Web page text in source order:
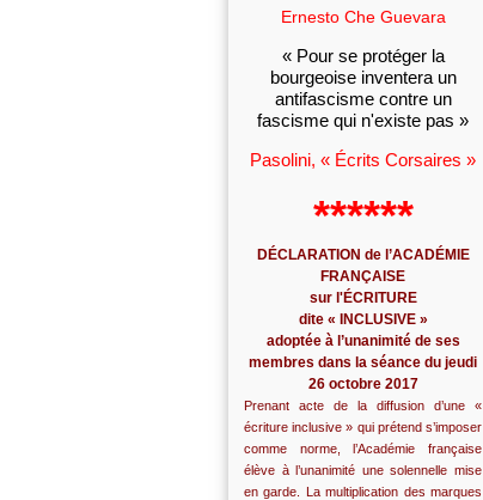
Ernesto Che Guevara
« Pour se protéger la
bourgeoise inventera un
antifascisme contre un
fascisme qui n'existe pas »
Pasolini, « Écrits Corsaires »
******
DÉCLARATION de l’ACADÉMIE
FRANÇAISE
sur l'ÉCRITURE
dite « INCLUSIVE »
adoptée à l’unanimité de ses
membres dans la séance du jeudi
26 octobre 2017
Prenant acte de la diffusion d’une «
écriture inclusive » qui prétend s’imposer
comme norme, l’Académie française
élève à l’unanimité une solennelle mise
en garde. La multiplication des marques